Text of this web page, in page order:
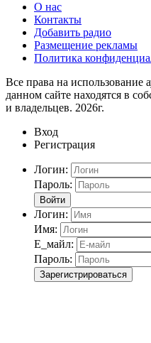
О нас
Контакты
Добавить радио
Размещение рекламы
Политика
Все права на использование
данном сайте находятся в
и владельцев. 2026г.
Вход
Регистрация
Логин:
Пароль:
Войти
Логин:
Имя:
Е_майл:
Пароль:
Зарегистрироваться